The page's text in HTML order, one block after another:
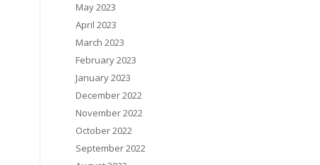
May 2023
April 2023
March 2023
February 2023
January 2023
December 2022
November 2022
October 2022
September 2022